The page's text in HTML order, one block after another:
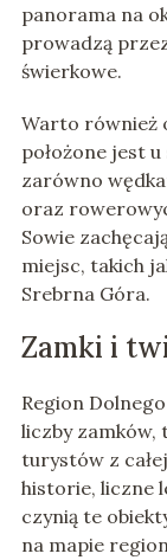
panorama na
prowadzą
świerkowe.
Warto również
położone jest
zarówno
oraz
Sowie
miejsc, takich
Srebrna Góra.
Zamki i
Region
liczby zamków,
turystów z
historie, liczne
czynią te
na mapie